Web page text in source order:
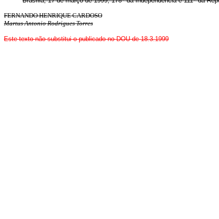
FERNANDO HENRIQUE CARDOSO
Martus Antonio Rodrigues Torres
Este texto não substitui o publicado no DOU de 18.3.1999